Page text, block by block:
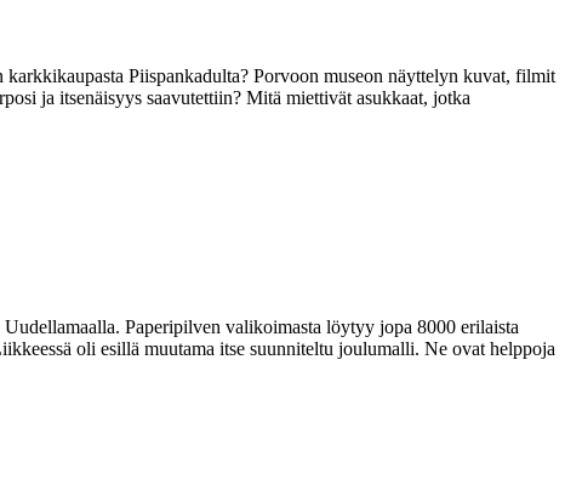
Piispankadulta? Porvoon museon näyttelyn kuvat, filmit
ja itsenäisyys saavutettiin? Mitä miettivät asukkaat, jotka
Paperipilven valikoimasta löytyy jopa 8000 erilaista
oli esillä muutama itse suunniteltu joulumalli. Ne ovat helppoja